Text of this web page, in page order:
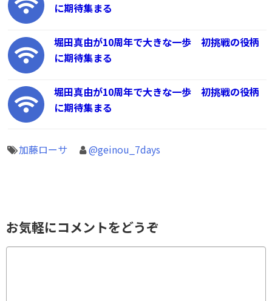
に期待集まる
堀田真由が10周年で大きな一歩 初挑戦の役柄
に期待集まる
堀田真由が10周年で大きな一歩 初挑戦の役柄
に期待集まる
加藤ローサ @geinou_7days
お気軽にコメントをどうぞ